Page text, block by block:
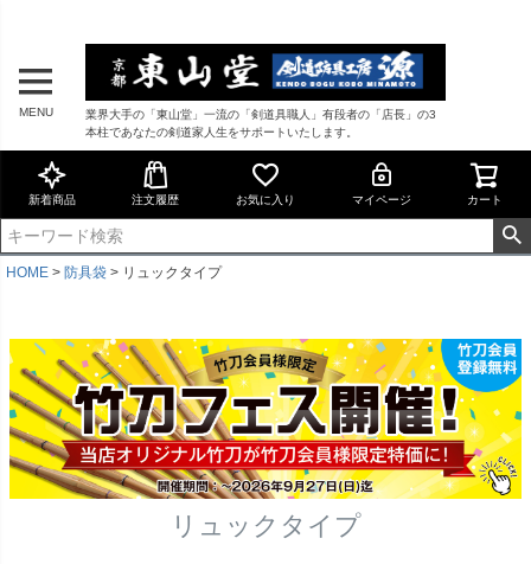
MENU
業界大手の「東山堂」一流の「剣道具職人」有段者の「店長」の3
本柱であなたの剣道家人生をサポートいたします。
新着商品 注文履歴 お気に入り マイページ カート
HOME 防具袋 リュックタイプ
リュックタイプ